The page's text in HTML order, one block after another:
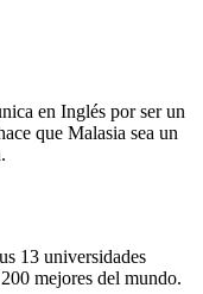
en Inglés por ser un
que Malasia sea un
13 universidades
mejores del mundo.